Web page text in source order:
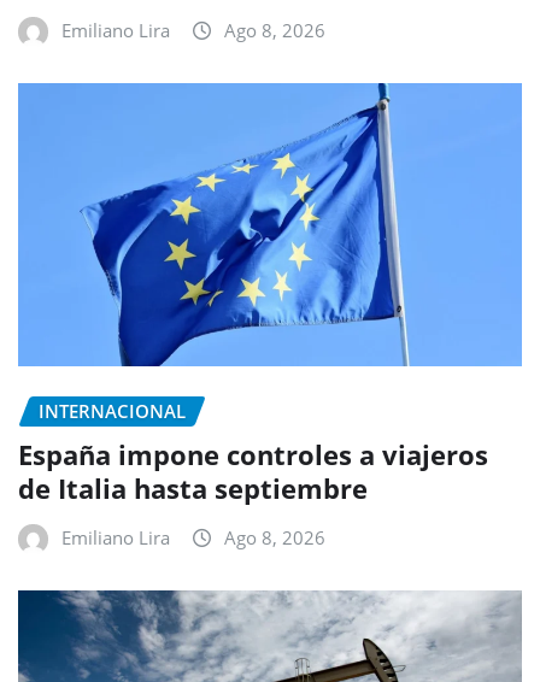
Emiliano Lira Ago 8, 2026
INTERNACIONAL
España impone controles a viajeros
de Italia hasta septiembre
Emiliano Lira Ago 8, 2026